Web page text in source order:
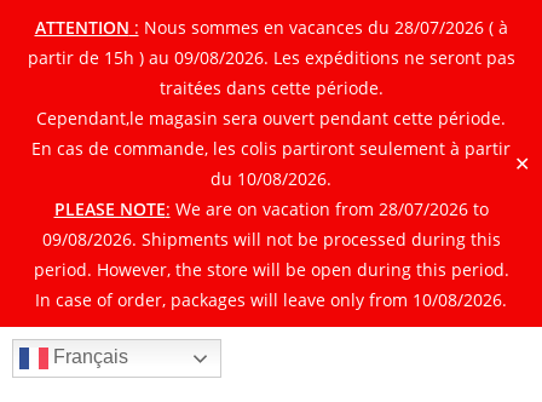
ATTENTION : Nous sommes en vacances du 28/07/2026 ( à
partir de 15h ) au 09/08/2026. Les expéditions ne seront pas
traitées dans cette période.
Cependant,le magasin sera ouvert pendant cette période.
En cas de commande, les colis partiront seulement à partir
du 10/08/2026.
PLEASE NOTE: We are on vacation from 28/07/2026 to
09/08/2026. Shipments will not be processed during this
period. However, the store will be open during this period.
In case of order, packages will leave only from 10/08/2026.
✕
Français